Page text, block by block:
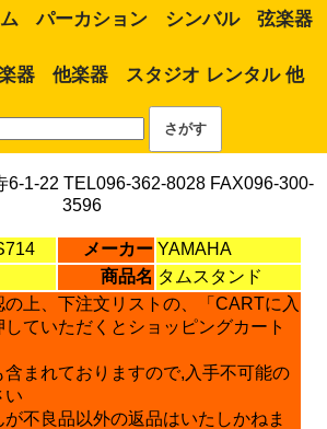
パーカション シンバル 弦楽器
器 他楽器 スタジオ レンタル 他
6-1-22 TEL096-362-8028 FAX096-300-
3596
メーカー YAMAHA
商品名 タムスタンド
の上、下注文リストの、「CARTに入
ていただくとショッピングカート
まれておりますので,入手不可能の
い
不良品以外の返品はいたしかねま